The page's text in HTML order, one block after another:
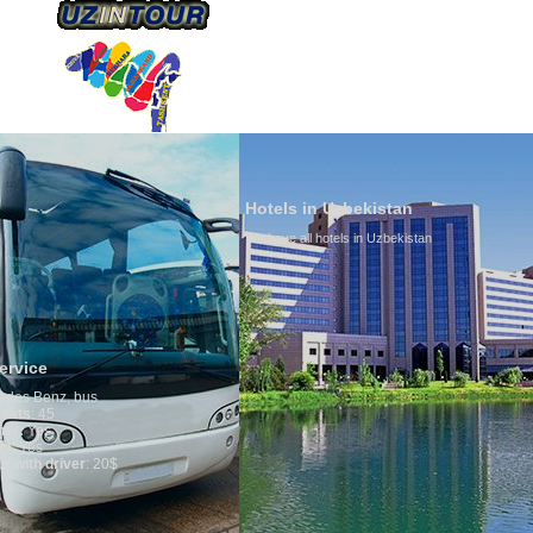
Hotels in Uzbekistan
We have all hotels in Uzbekistan
Culture of
By nature
is why
any influence
general, the
growth is very
marriages is
percentage of
in the world.
family is